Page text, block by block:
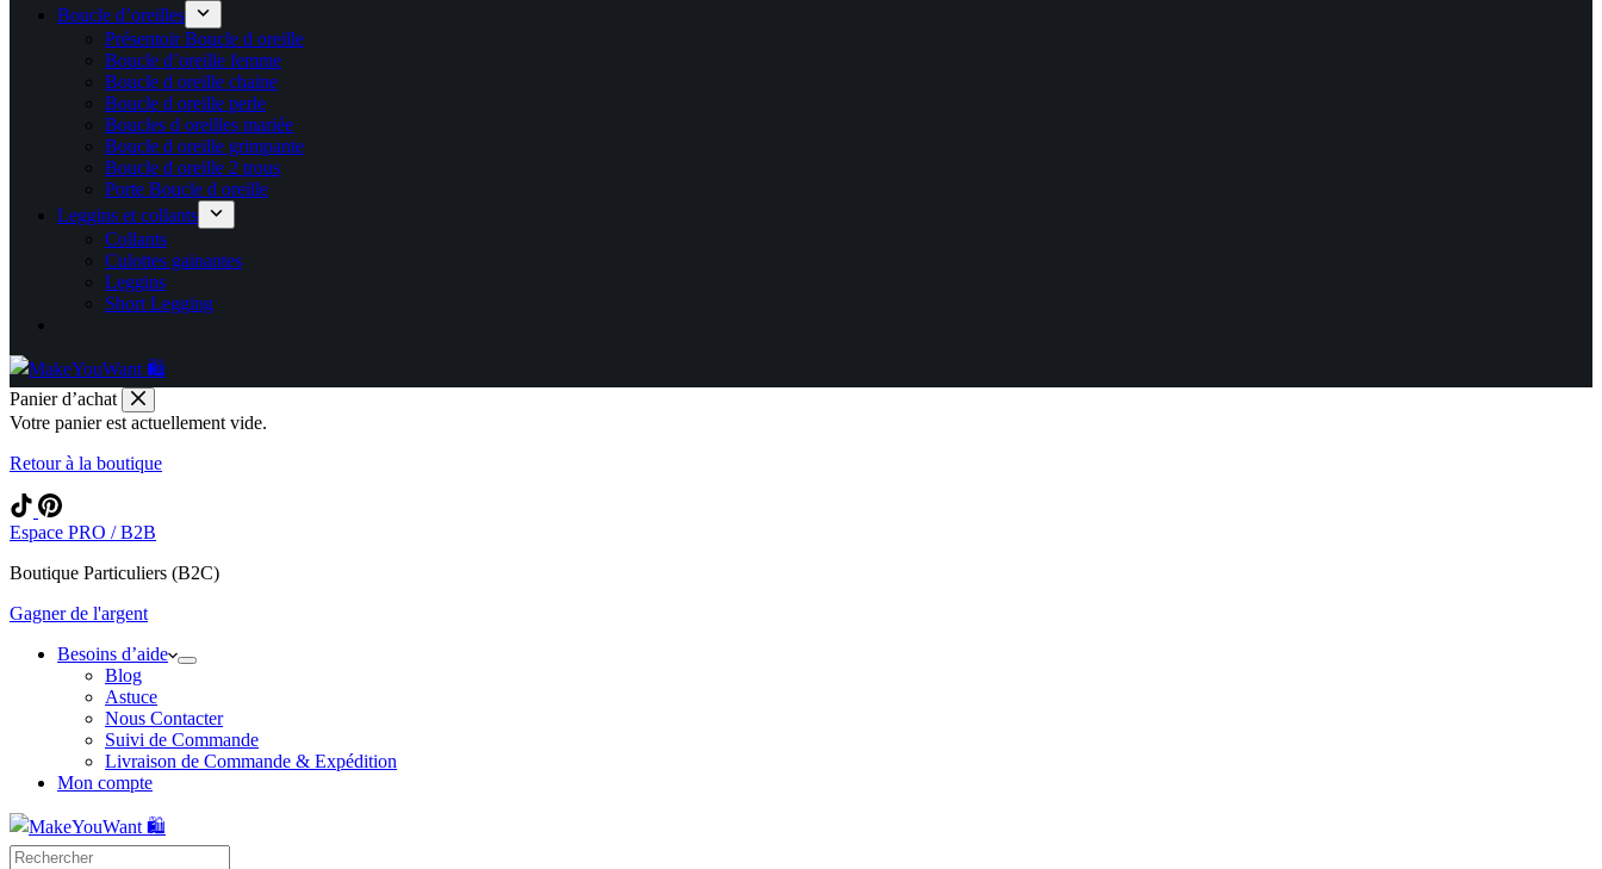
Boucle d’oreilles
Présentoir Boucle d oreille
Boucle d’oreille femme
Boucle d oreille chaine
Boucle d oreille perle
Boucles d oreilles mariée
Boucle d oreille grimpante
Boucle d oreille 2 trous
Porte Boucle d oreille
Leggins et collants
Collants
Culottes gainantes
Leggins
Short Legging
Panier d’achat
Votre panier est actuellement vide.
Retour à la boutique
Espace PRO / B2B
Boutique Particuliers (B2C)
Gagner de l'argent
Besoins d’aide
Blog
Astuce
Nous Contacter
Suivi de Commande
Livraison de Commande & Expédition
Mon compte